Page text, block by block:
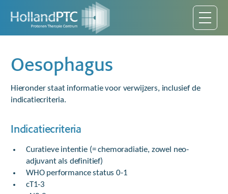
Oesophagus
Hieronder staat informatie voor verwijzers, inclusief de
indicatiecriteria.
Indicatiecriteria
Curatieve intentie (= chemoradiatie, zowel neo-
adjuvant als definitief)
WHO performance status 0-1
cT1-3